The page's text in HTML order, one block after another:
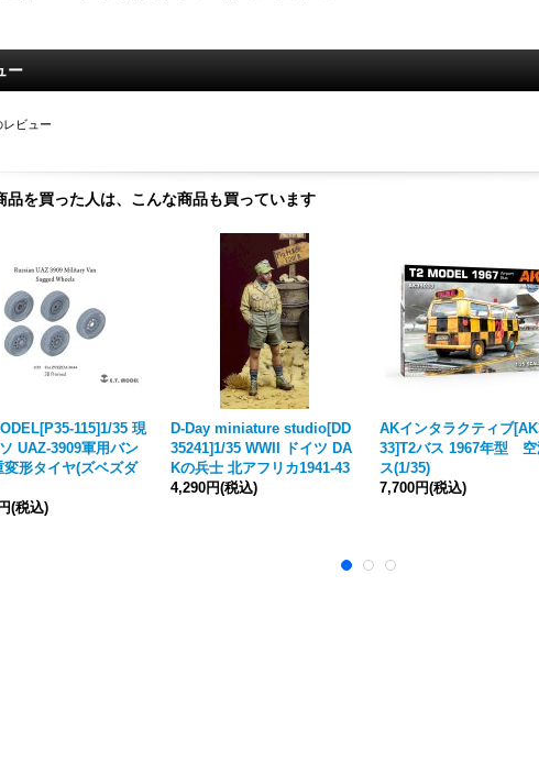
ー
レビュー
品を買った人は、こんな商品も買っています
115]1/35 現
UAZ-3909軍用バン
変形タイヤ(ズベズダ
(税込)
D-Day miniature studio[DD
35241]1/35 WWII ドイツ DA
Kの兵士 北アフリカ1941-43
4,290円(税込)
AKインタラクティブ
33]T2バス 1967年型 空
ス(1/35)
7,700円(税込)